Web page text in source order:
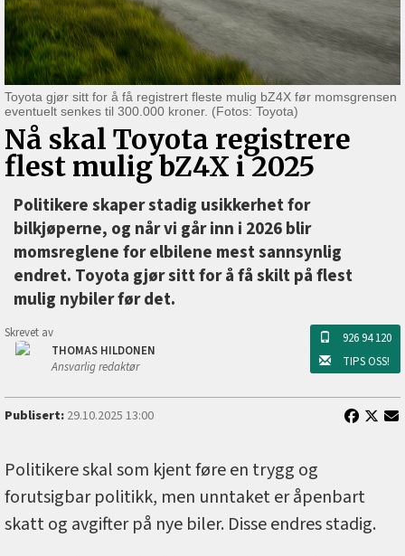
Toyota gjør sitt for å få registrert fleste mulig bZ4X før momsgrensen
eventuelt senkes til 300.000 kroner. (Fotos: Toyota)
Nå skal Toyota registrere
flest mulig bZ4X i 2025
Politikere skaper stadig usikkerhet for
bilkjøperne, og når vi går inn i 2026 blir
momsreglene for elbilene mest sannsynlig
endret. Toyota gjør sitt for å få skilt på flest
mulig nybiler før det.
Skrevet av
THOMAS HILDONEN
Ansvarlig redaktør
926 94 120
TIPS OSS!
Publisert:29.10.2025 13:00
Politikere skal som kjent føre en trygg og
forutsigbar politikk, men unntaket er åpenbart
skatt og avgifter på nye biler. Disse endres stadig.